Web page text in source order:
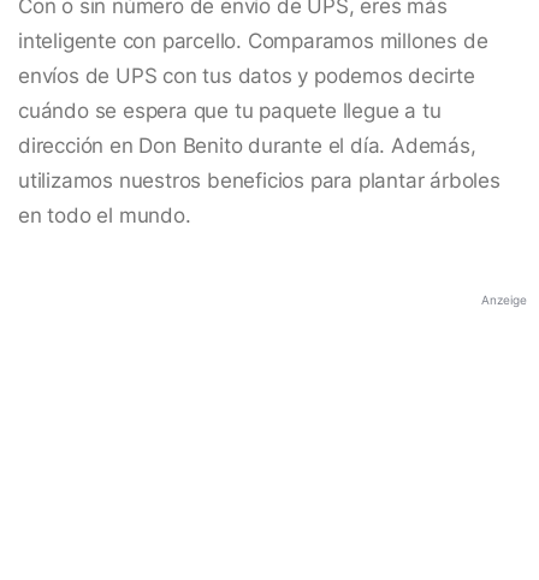
Con o sin número de envío de UPS, eres más
inteligente con parcello. Comparamos millones de
envíos de UPS con tus datos y podemos decirte
cuándo se espera que tu paquete llegue a tu
dirección en Don Benito durante el día. Además,
utilizamos nuestros beneficios para plantar árboles
en todo el mundo.
Anzeige